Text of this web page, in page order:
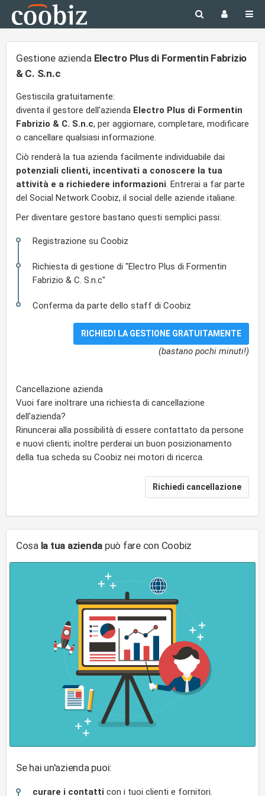
Gestione azienda Electro Plus di Formentin Fabrizio
& C. S.n.c
Gestiscila gratuitamente:
diventa il gestore dell'azienda Electro Plus di Formentin
Fabrizio & C. S.n.c, per aggiornare, completare, modificare
o cancellare qualsiasi informazione.
Ciò renderà la tua azienda facilmente individuabile dai
potenziali clienti, incentivati a conoscere la tua
attività e a richiedere informazioni. Entrerai a far parte
del Social Network Coobiz, il social delle aziende italiane.
Per diventare gestore bastano questi semplici passi:
Registrazione su Coobiz
Richiesta di gestione di "Electro Plus di Formentin
Fabrizio & C. S.n.c"
Conferma da parte dello staff di Coobiz
(bastano pochi minuti!)
Cancellazione azienda
Vuoi fare inoltrare una richiesta di cancellazione
dell'azienda?
Rinuncerai alla possibilità di essere contattato da persone
e nuovi clienti; inoltre perderai un buon posizionamento
della tua scheda su Coobiz nei motori di ricerca.
Cosa la tua azienda può fare con Coobiz
Se hai un'azienda puoi:
curare i contatti con i tuoi clienti e fornitori.